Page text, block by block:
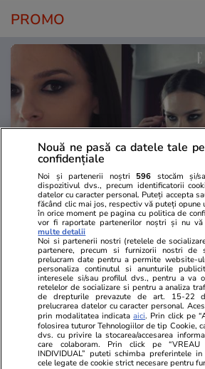
PROMO
Advertorial
Smart is the new chic: Cum ne
ajută tehnologia să ne
PARTENERI
Nouă ne pasă ca datele tale
confidențiale
Noi și partenerii noștri 596 stocăm și/
dispozitivul dvs., precum identificatorii
datelor cu caracter personal. Puteți accepta
făcând clic mai jos, respectiv vă puteți
în orice moment pe pagina cu politica de
vor fi raportate partenerilor noștri și nu vă
multe detalii
Noi si partenerii nostri (retelele de
partenere, precum si furnizorii nostri de
prelucram date pentru a permite website-
personaliza continutul si anunturile
interesele si/sau profilul dvs., pentru a va
retelelor de socializare si pentru a analiza
de drepturile prevazute de art. 15-22
prelucrarea datelor cu caracter personal.
prin modalitatea indicataaici. Prin click pe
folosirea tuturor Tehnologiilor de tip Cookie,
dvs. cu privire la stocarea/accesarea
care colaboram. Prin click pe “VREAU
INDIVIDUAL” puteti schimba preferintele
cele legate de cookie strict necesare pentru